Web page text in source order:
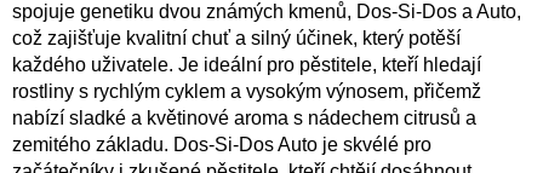
spojuje genetiku dvou známých kmenů, Dos-Si-Dos a Auto,
což zajišťuje kvalitní chuť a silný účinek, který potěší
každého uživatele. Je ideální pro pěstitele, kteří hledají
rostliny s rychlým cyklem a vysokým výnosem, přičemž
nabízí sladké a květinové aroma s nádechem citrusů a
zemitého základu. Dos-Si-Dos Auto je skvélé pro